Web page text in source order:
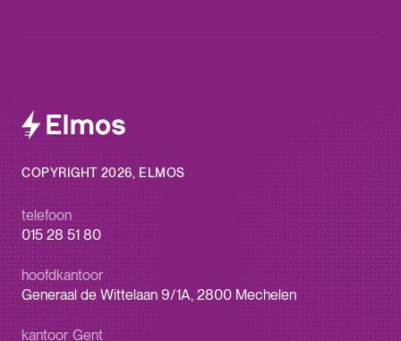
COPYRIGHT 2026, ELMOS
telefoon
015 28 51 80
hoofdkantoor
Generaal de Wittelaan 9/1A, 2800 Mechelen
kantoor Gent